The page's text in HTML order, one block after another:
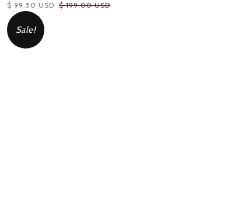
$ 99.50 USD $ 199.00 USD
Sale!